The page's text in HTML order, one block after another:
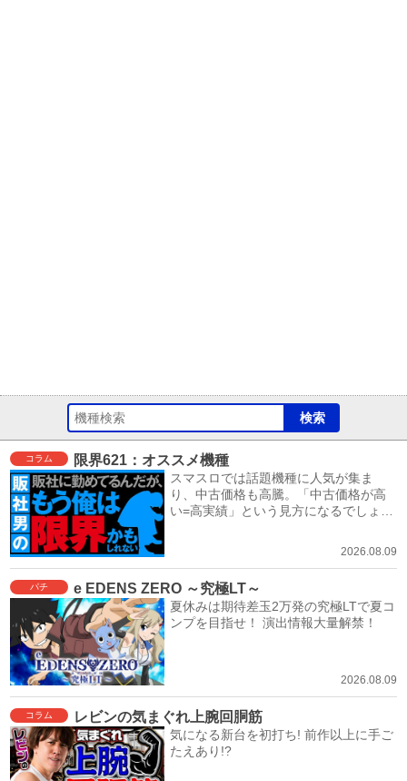
コラム 限界621：オススメ機種
スマスロでは話題機種に人気が集ま
り、中古価格も高騰。「中古価格が高
い=高実績」という見方になるでしょ
2026.08.09
パチ e EDENS ZERO ～究極LT～
夏休みは期待差玉2万発の究極LTで夏コ
ンプを目指せ！ 演出情報大量解禁！
2026.08.09
コラム レビンの気まぐれ上腕回胴筋
気になる新台を初打ち! 前作以上に手ご
たえあり!?